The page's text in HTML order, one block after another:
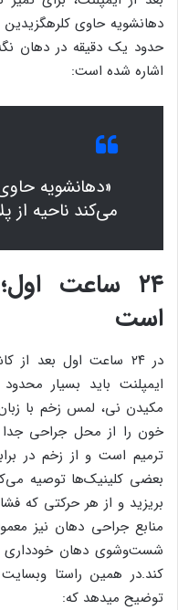
دهانشویه حاوی کلرهگزیدین
اشاره شده است:
«دهانشویه
می‌کند ناحیه از
۲۴ ساعت
است
در ۲۴ ساعت اول بعد
ایمپلنت باید بسیار
مکیدن نی، لمس زخم با
خون را از محل جراحی
ترمیم است و از زخم در
بعضی کلینیک‌ها توصیه
بریزید و از هر حرکتی که
شست‌وشوی دهان خودداری
کند.در همین راستا
توضیح میدهد که: